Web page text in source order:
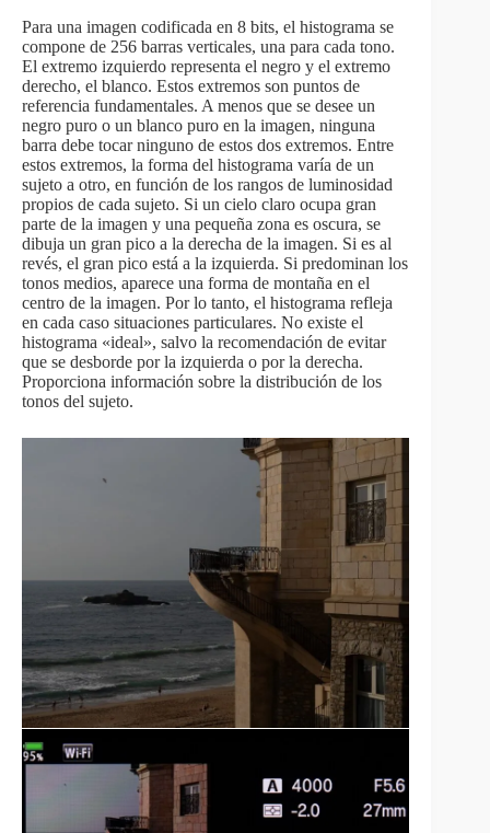
Para una imagen codificada en 8 bits, el histograma se
compone de 256 barras verticales, una para cada tono.
El extremo izquierdo representa el negro y el extremo
derecho, el blanco. Estos extremos son puntos de
referencia fundamentales. A menos que se desee un
negro puro o un blanco puro en la imagen, ninguna
barra debe tocar ninguno de estos dos extremos. Entre
estos extremos, la forma del histograma varía de un
sujeto a otro, en función de los rangos de luminosidad
propios de cada sujeto. Si un cielo claro ocupa gran
parte de la imagen y una pequeña zona es oscura, se
dibuja un gran pico a la derecha de la imagen. Si es al
revés, el gran pico está a la izquierda. Si predominan los
tonos medios, aparece una forma de montaña en el
centro de la imagen. Por lo tanto, el histograma refleja
en cada caso situaciones particulares. No existe el
histograma «ideal», salvo la recomendación de evitar
que se desborde por la izquierda o por la derecha.
Proporciona información sobre la distribución de los
tonos del sujeto.